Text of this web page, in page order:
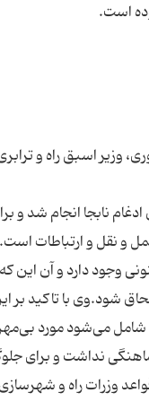
وزیر اسبق راه و
ادغام نابجا انجام شد
نقل و ارتباطات
وجود دارد و آن این
با تاکید بر
تولید داخلی ما را شامل
نداشت و برای